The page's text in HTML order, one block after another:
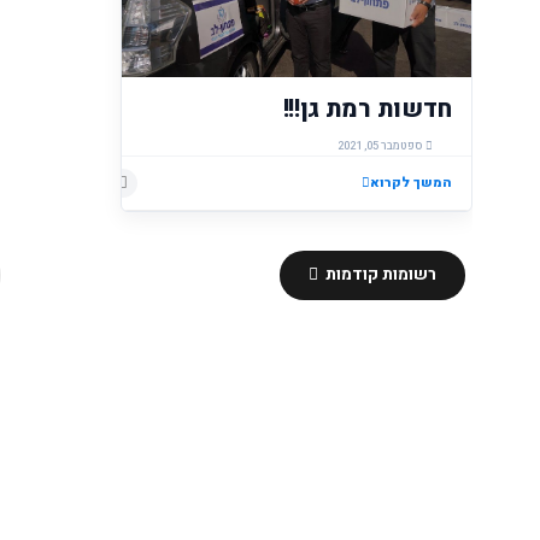
חדשות רמת גן!!!
ספטמבר 05, 2021
המשך לקרוא
רשומות קודמות